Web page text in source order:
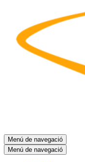
Menú de navegació
Menú de navegació